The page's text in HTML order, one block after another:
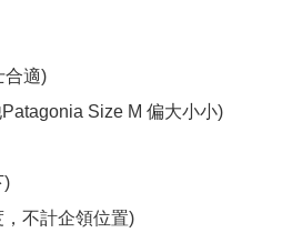
合適)
Size M 偏大小小)
)
不計企領位置)